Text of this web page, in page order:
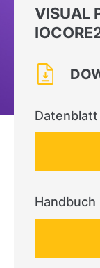
VISUAL
Datenblatt
Handbuch